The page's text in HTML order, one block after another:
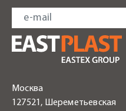
Москва
127521, Шереметьевская